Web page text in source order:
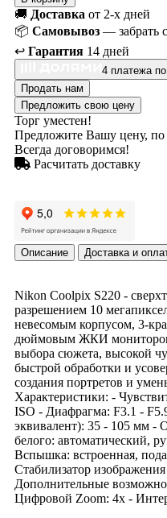
🚚 Доставка от 2-х дней
📦 Самовывоз — забрать
↩️ Гарантия 14 дней
4 платежа
Продать нам
Предложить свою цену
Торг уместен!
Предложите Вашу цену,
Всегда договоримся!
Расчитать доставку
Описание Доставка и
Nikon Coolpix S220 -
разрешением 10
невесомым корпусом, 3-
дюймовым ЖКИ
выбора сюжета, высокой
быстрой обработки и
создания портретов и
Характеристики: -
ISO - Диафрагма: F3.1 -
эквивалент): 35 - 105 мм -
белого: автоматический,
Вспышка: встроенная,
Стабилизатор
Дополнительные
Цифровой Zoom: 4x -